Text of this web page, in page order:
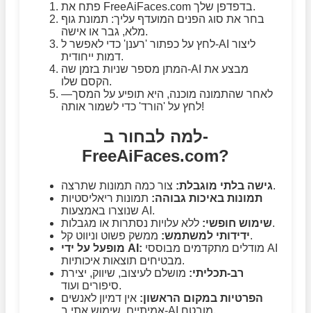
פתח את FreeAiFaces.com בדפדפן שלך.
בחר את סוג הפנים המועדף עליך: תמונת גוף
מלא, גבר או אישה.
לחץ על כפתור 'רענן' כדי לאפשר ל-AI ליצור
דמות ייחודית.
המתן מספר שניות בזמן שה-AI מבצע את
הקסם שלו.
לאחר שהתמונה מוכנה, היא תופיע על המסך—
לחץ על 'הורד' כדי לשמור אותה!
למה לבחור ב-
FreeAiFaces.com?
גישה בלתי מוגבלת:צור כמה תמונות שתרצה.
תמונות באיכות גבוהה: תמונות ריאליסטיות
שנוצרו באמצעות AI.
שימוש חופשי:ללא עלויות נסתרות או מגבלות.
ידידותי למשתמש:ממשק פשוט וניווט קל.
מופעל על ידי AI:
מבטיחים תוצאות איכותיות.
רב-תכליתי: מושלם לעיצוב, שיווק, יצירת
סיפורים ועוד.
הפרטיות במקום הראשון: אין דמיון לאנשים